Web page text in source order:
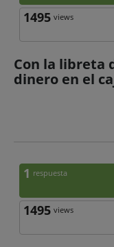
1495 views
Con la libreta
dinero en el
1 respuesta
1495 views